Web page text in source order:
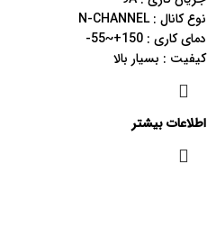
نوع کانال : N-CHANNEL
دمای کاری : 150+~55-
کیفیت : بسیار بالا
اطلاعات بیشتر